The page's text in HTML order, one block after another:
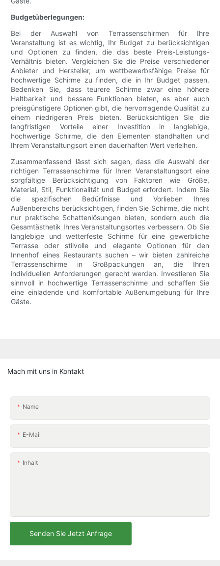
Budgetüberlegungen:
Bei der Auswahl von Terrassenschirmen für Ihre
Veranstaltung ist es wichtig, Ihr Budget zu berücksichtigen
und Optionen zu finden, die das beste Preis-Leistungs-
Verhältnis bieten. Vergleichen Sie die Preise verschiedener
Anbieter und Hersteller, um wettbewerbsfähige Preise für
hochwertige Schirme zu finden, die in Ihr Budget passen.
Bedenken Sie, dass teurere Schirme zwar eine höhere
Haltbarkeit und bessere Funktionen bieten, es aber auch
preisgünstigere Optionen gibt, die hervorragende Qualität zu
einem niedrigeren Preis bieten. Berücksichtigen Sie die
langfristigen Vorteile einer Investition in langlebige,
hochwertige Schirme, die den Elementen standhalten und
Ihrem Veranstaltungsort einen dauerhaften Wert verleihen.
Zusammenfassend lässt sich sagen, dass die Auswahl der
richtigen Terrassenschirme für Ihren Veranstaltungsort eine
sorgfältige Berücksichtigung von Faktoren wie Größe,
Material, Stil, Funktionalität und Budget erfordert. Indem Sie
die spezifischen Bedürfnisse und Vorlieben Ihres
Außenbereichs berücksichtigen, finden Sie Schirme, die nicht
nur praktische Schattenlösungen bieten, sondern auch die
Gesamtästhetik Ihres Veranstaltungsortes verbessern. Ob Sie
langlebige und wetterfeste Schirme für eine gewerbliche
Terrasse oder stilvolle und elegante Optionen für den
Innenhof eines Restaurants suchen – wir bieten zahlreiche
Terrassenschirme in Großpackungen an, die Ihren
individuellen Anforderungen gerecht werden. Investieren Sie
sinnvoll in hochwertige Terrassenschirme und schaffen Sie
eine einladende und komfortable Außenumgebung für Ihre
Gäste.
Mach mit uns in Kontakt
Name
E-Mail
Inhalt
Senden Sie Jetzt Anfrage